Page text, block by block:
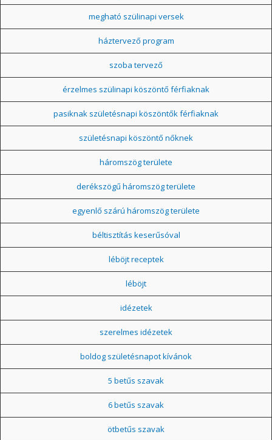
megható szülinapi versek
háztervező program
szoba tervező
érzelmes szülinapi köszöntő férfiaknak
pasiknak születésnapi köszöntők férfiaknak
születésnapi köszöntő nőknek
háromszög területe
derékszögű háromszög területe
egyenlő szárú háromszög területe
béltisztítás keserűsóval
léböjt receptek
léböjt
idézetek
szerelmes idézetek
boldog születésnapot kívánok
5 betűs szavak
6 betűs szavak
ötbetűs szavak